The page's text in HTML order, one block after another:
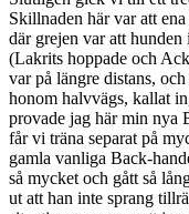
Skillnaden här var att
där grejen var att
(Lakrits hoppade och
var på längre distans,
honom halvvägs, kallat
provade jag här min nya
får vi träna separat på
gamla vanliga Back-
så mycket och gått så
ut att han inte sprang